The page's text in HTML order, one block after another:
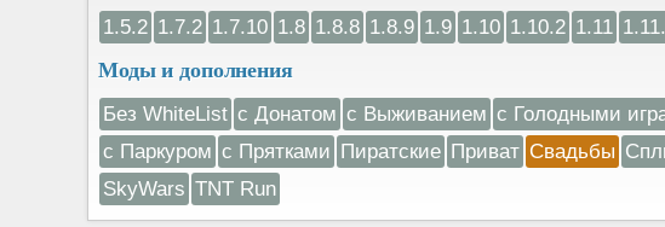
1.5.2 1.7.2 1.7.10 1.8 1.8.8 1.8.9 1.9 1.10 1.10.2 1.11
Моды и дополнения
Без WhiteList с Донатом с Выживанием с Голодными
с Паркуром с Прятками Пиратские Приват Свадьбы
SkyWars TNT Run